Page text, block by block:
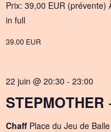
e
Prix: 39,00 EUR (prévente)
in full
39.00 EUR
22 juin @ 20:30 - 23:00
Chaff Place du Jeu de